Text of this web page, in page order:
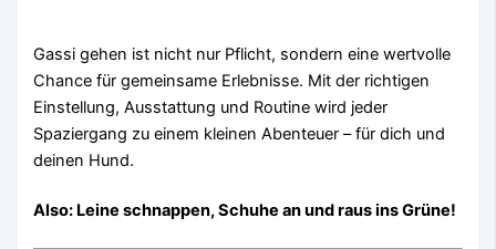
Gassi gehen ist nicht nur Pflicht, sondern eine wertvolle
Chance für gemeinsame Erlebnisse. Mit der richtigen
Einstellung, Ausstattung und Routine wird jeder
Spaziergang zu einem kleinen Abenteuer – für dich und
deinen Hund.
Also: Leine schnappen, Schuhe an und raus ins Grüne!